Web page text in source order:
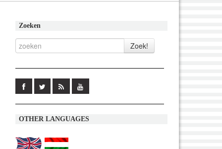
Zoeken
OTHER LANGUAGES